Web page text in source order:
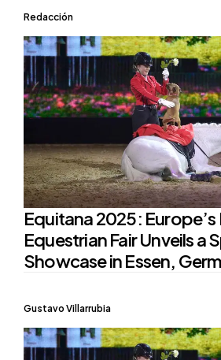
Posted
Redacción
Equitana 2025: Europe’s
Equestrian Fair Unveils a
Showcase in Essen,
Posted
Gustavo Villarrubia